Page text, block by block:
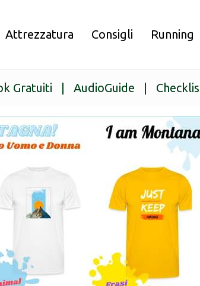
Attrezzatura Consigli Running
Gratuiti AudioGuide